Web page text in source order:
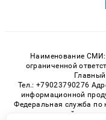
Наименование СМИ:
ограниченной
Тел.: +79023790276
информационной
Федеральная служба по
технологий и